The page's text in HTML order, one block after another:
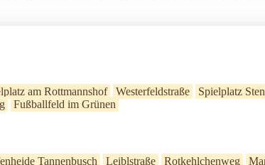
am Rottmannshof Westerfeldstraße Spielplatz
Fußballfeld im Grünen
Tannenbusch Leiblstraße Rotkehlchenweg